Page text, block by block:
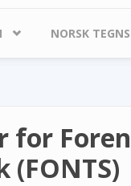
NORSK
for
(FONTS)